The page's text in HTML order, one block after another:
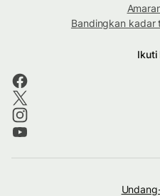
Bandingkan kadar
Ikuti